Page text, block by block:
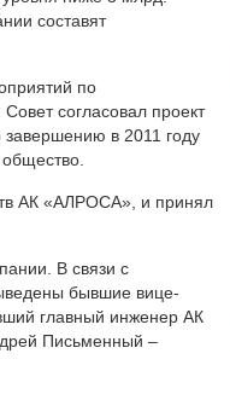
составят
по
согласовал проект
завершению в 2011 году
АК «АЛРОСА», и принял
В связи с
бывшие вице-
главный инженер АК
Письменный –